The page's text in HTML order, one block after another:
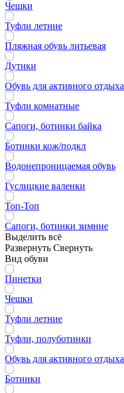
Чешки
Туфли летние
Пляжная обувь литьевая
Дутики
Обувь для активного отдыха
Туфли комнатные
Сапоги, ботинки байка
Ботинки кож/подкл
Водонепроницаемая обувь
Гуслицкие валенки
Топ-Топ
Сапоги, ботинки зимние
Выделить всё
Развернуть Свернуть
Вид обуви
Пинетки
Чешки
Туфли летние
Туфли, полуботинки
Обувь для активного отдыха
Ботинки